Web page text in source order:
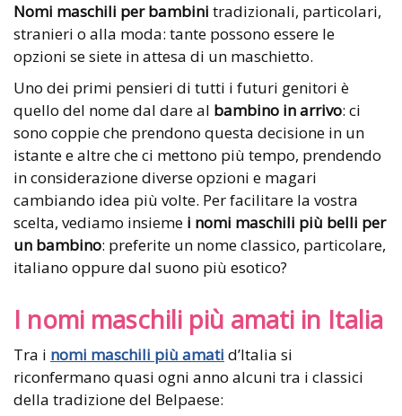
Nomi maschili per bambini tradizionali, particolari,
stranieri o alla moda: tante possono essere le
opzioni se siete in attesa di un maschietto.
Uno dei primi pensieri di tutti i futuri genitori è
quello del nome dal dare al bambino in arrivo: ci
sono coppie che prendono questa decisione in un
istante e altre che ci mettono più tempo, prendendo
in considerazione diverse opzioni e magari
cambiando idea più volte. Per facilitare la vostra
scelta, vediamo insieme i nomi maschili più belli per
un bambino: preferite un nome classico, particolare,
italiano oppure dal suono più esotico?
I nomi maschili più amati in Italia
Tra i nomi maschili più amati d’Italia si
riconfermano quasi ogni anno alcuni tra i classici
della tradizione del Belpaese: